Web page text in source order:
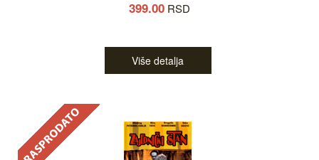
399.00 RSD
Više detalja